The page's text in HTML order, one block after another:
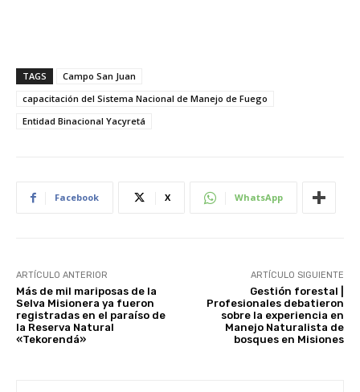
TAGS
Campo San Juan
capacitación del Sistema Nacional de Manejo de Fuego
Entidad Binacional Yacyretá
Facebook X WhatsApp
ARTÍCULO ANTERIOR
Más de mil mariposas de la
Selva Misionera ya fueron
registradas en el paraíso de
la Reserva Natural
«Tekorendá»
ARTÍCULO SIGUIENTE
Gestión forestal |
Profesionales debatieron
sobre la experiencia en
Manejo Naturalista de
bosques en Misiones